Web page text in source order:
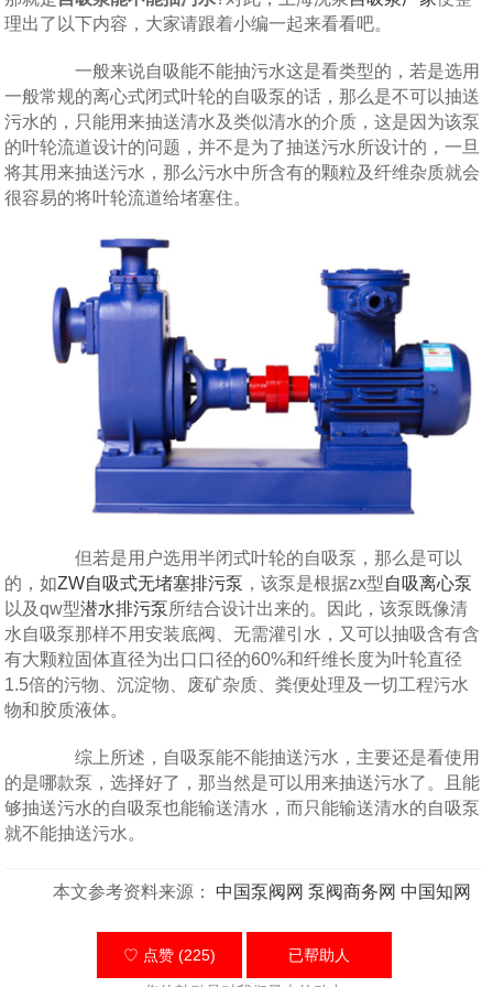
理出了以下内容，大家请跟着小编一起来看看吧。
一般来说自吸能不能抽污水这是看类型的，若是选用
一般常规的离心式闭式叶轮的自吸泵的话，那么是不可以抽送
污水的，只能用来抽送清水及类似清水的介质，这是因为该泵
的叶轮流道设计的问题，并不是为了抽送污水所设计的，一旦
将其用来抽送污水，那么污水中所含有的颗粒及纤维杂质就会
很容易的将叶轮流道给堵塞住。
但若是用户选用半闭式叶轮的自吸泵，那么是可以
的，如ZW自吸式无堵塞排污泵 ，该泵是根据zx型自吸离心泵
以及qw型潜水排污泵所结合设计出来的。因此，该泵既像清
水自吸泵那样不用安装底阀、无需灌引水，又可以抽吸含有含
有大颗粒固体直径为出口口径的60%和纤维长度为叶轮直径
1.5倍的污物、沉淀物、废矿杂质、粪便处理及一切工程污水
物和胶质液体。
综上所述，自吸泵能不能抽送污水，主要还是看使用
的是哪款泵，选择好了，那当然是可以用来抽送污水了。且能
够抽送污水的自吸泵也能输送清水，而只能输送清水的自吸泵
就不能抽送污水。
本文参考资料来源： 中国泵阀网 泵阀商务网 中国知网
♡ 点赞 (225) 已帮助 人